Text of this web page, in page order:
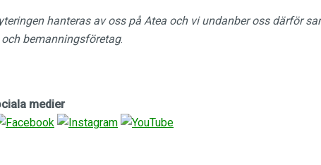
hanteras av oss på Atea och vi undanber oss därför
och bemanningsföretag.
medier